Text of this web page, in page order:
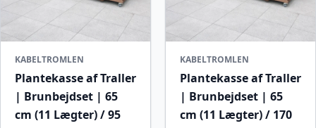
KABELTROMLEN
Plantekasse af Traller
| Brunbejdset | 65
cm (11 Lægter) / 95
KABELTROMLEN
Plantekasse af Traller
| Brunbejdset | 65
cm (11 Lægter) / 170